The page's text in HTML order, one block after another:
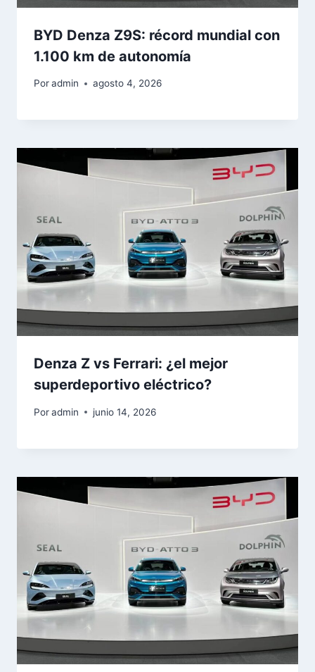
BYD Denza Z9S: récord mundial con
1.100 km de autonomía
Poradmin agosto 4, 2026
Denza Z vs Ferrari: ¿el mejor
superdeportivo eléctrico?
Poradmin junio 14, 2026